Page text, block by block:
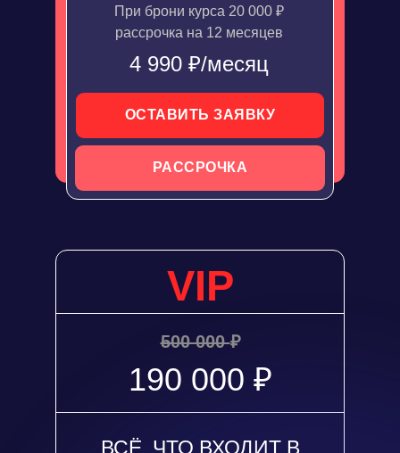
VIP
ВСЁ, ЧТО ВХОДИТ В
При брони курса 20 000 ₽
рассрочка на 12 месяцев
500 000₽
190 000 ₽
4 990 ₽/месяц
ОСТАВИТЬ ЗАЯВКУ
РАССРОЧКА